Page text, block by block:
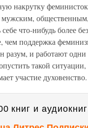
накрутку
мужским,
что-нибудь более
чем поддержка
разум, и работают
такой
участие
книг и